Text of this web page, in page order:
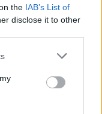
the IAB’s List of
disclose it to other
tovább